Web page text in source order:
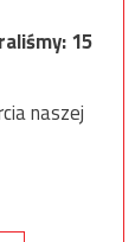
15
naszej